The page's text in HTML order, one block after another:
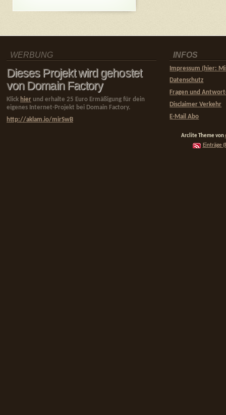
WERBUNG
Dieses Projekt wird gehostet
von Domain Factory
Klick hier und erhalte 25 Euro Ermäßigung für dein
eigenes Internet-Projekt bei Domain Factory.
http://aklam.io/mirSwB
INFOS
Impressum (hier:
Datenschutz
Fragen und
Disclaimer Verkehr
E-Mail Abo
Arclite Theme von
Einträge